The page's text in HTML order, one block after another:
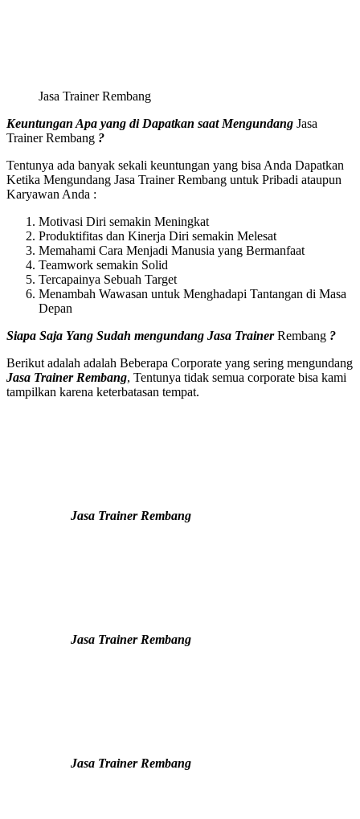
Jasa Trainer Rembang
Keuntungan Apa yang di Dapatkan saat Mengundang Jasa
Trainer Rembang ?
Tentunya ada banyak sekali keuntungan yang bisa Anda Dapatkan
Ketika Mengundang Jasa Trainer Rembang untuk Pribadi ataupun
Karyawan Anda :
Motivasi Diri semakin Meningkat
Produktifitas dan Kinerja Diri semakin Melesat
Memahami Cara Menjadi Manusia yang Bermanfaat
Teamwork semakin Solid
Tercapainya Sebuah Target
Menambah Wawasan untuk Menghadapi Tantangan di Masa
Depan
Siapa Saja Yang Sudah mengundang Jasa TrainerRembang ?
Berikut adalah adalah Beberapa Corporate yang sering mengundang
Jasa Trainer Rembang, Tentunya tidak semua corporate bisa kami
tampilkan karena keterbatasan tempat.
Jasa Trainer Rembang
Jasa Trainer Rembang
Jasa Trainer Rembang